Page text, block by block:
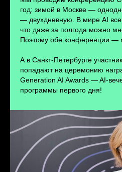
год: зимой в Москве —
— двухдневную. В мире AI все
что даже за полгода можно
Поэтому обе конференции —
А в Санкт-Петербурге
попадают на церемонию
Generation AI Awards — AI-
программы первого дня!
ПЕРЕЙТИ